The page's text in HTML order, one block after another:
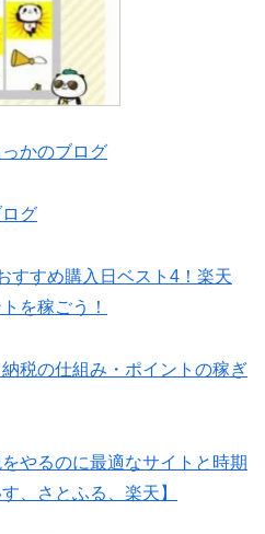
かのブログ
ログ
すすめ購入日ベスト4！楽天
を稼ごう！
税の仕組み・ポイントの稼ぎ
やるのに最適なサイトと時期
、さとふる、楽天】